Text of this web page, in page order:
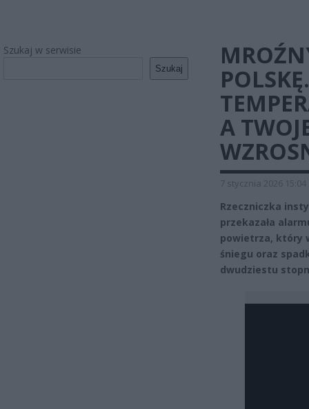
Szukaj w serwisie
Szukaj
A
7 stycznia 2026 15:04
Rzeczniczka
przekazała
powietrza, który
śniegu oraz
dwudziestu